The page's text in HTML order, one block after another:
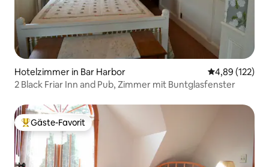
Hotelzimmer in Bar Harbor
4,89 (122)
2 Black Friar Inn and Pub, Zimmer mit Buntglasfenster
Beliebter Gäste-Favorit.
Gäste-Favorit